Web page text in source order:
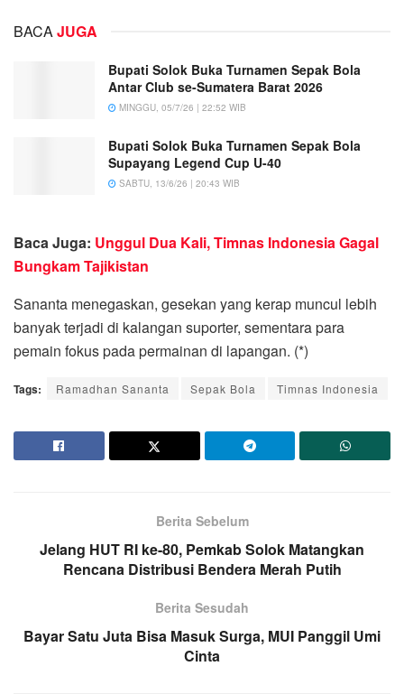
BACAJUGA
Bupati Solok Buka Turnamen Sepak Bola
Antar Club se-Sumatera Barat 2026
MINGGU, 05/7/26 | 22:52 WIB
Bupati Solok Buka Turnamen Sepak Bola
Supayang Legend Cup U-40
SABTU, 13/6/26 | 20:43 WIB
Baca Juga: Unggul Dua Kali, Timnas Indonesia Gagal
Bungkam Tajikistan
Sananta menegaskan, gesekan yang kerap muncul lebih
banyak terjadi di kalangan suporter, sementara para
pemain fokus pada permainan di lapangan. (*)
Tags: Ramadhan Sananta Sepak Bola Timnas Indonesia
Berita Sebelum
Jelang HUT RI ke-80, Pemkab Solok Matangkan
Rencana Distribusi Bendera Merah Putih
Berita Sesudah
Bayar Satu Juta Bisa Masuk Surga, MUI Panggil Umi
Cinta